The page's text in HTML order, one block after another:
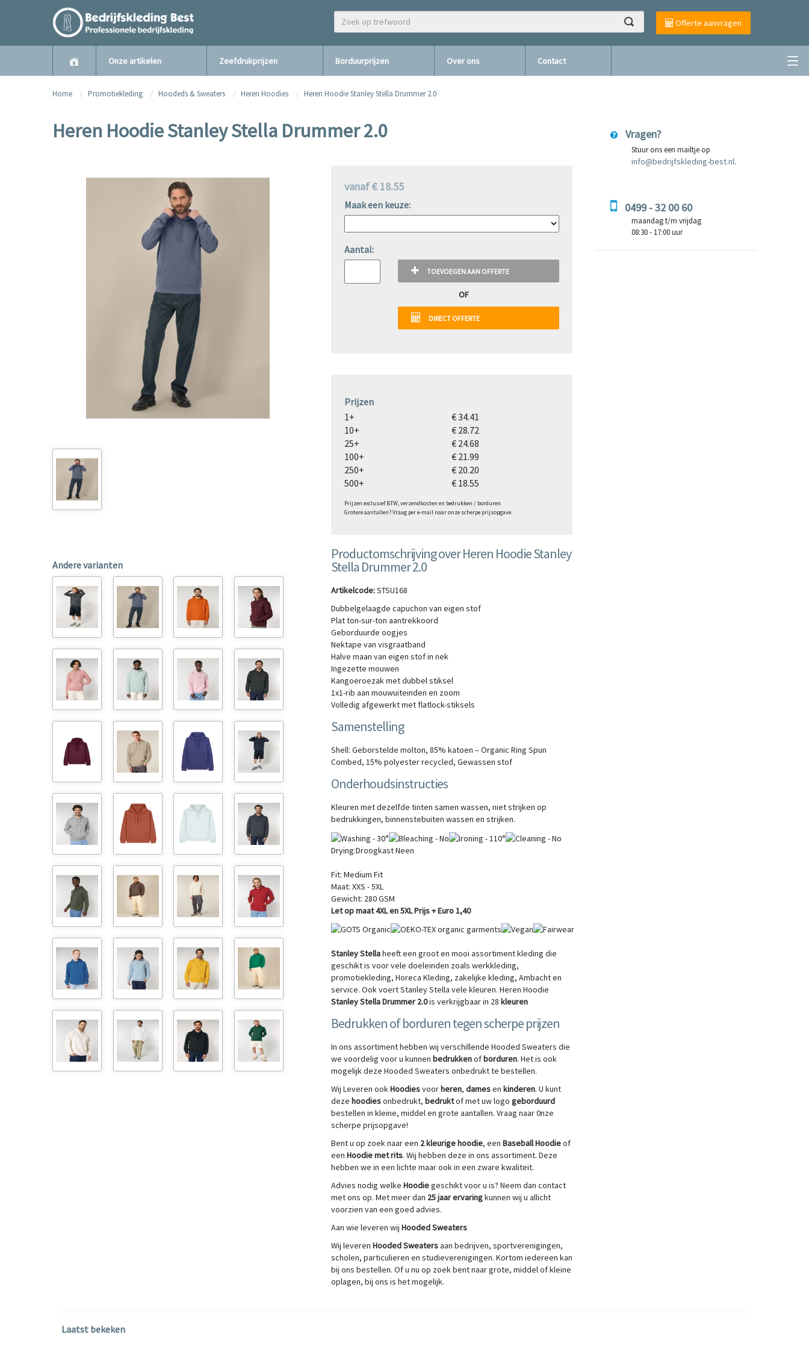
Offerte aanvragen
Onze artikelen Zeefdrukprijzen Borduurprijzen Over ons Contact
Home Promotiekleding Hoodeds & Sweaters Heren Hoodies Heren Hoodie Stanley Stella Drummer 2.0
Heren Hoodie Stanley Stella Drummer 2.0
Andere varianten
vanaf € 18.55
Maak een keuze:
Aantal:
TOEVOEGEN AAN OFFERTE
OF
DIRECT OFFERTE
Prijzen
1+
€ 34.41
10+
€ 28.72
25+
€ 24.68
100+
€ 21.99
250+
€ 20.20
500+
€ 18.55
Prijzen exclusief BTW, verzendkosten en bedrukken / borduren
Grotere aantallen? Vraag per e-mail naar onze scherpe prijsopgave.
Productomschrijving over Heren Hoodie Stanley
Stella Drummer 2.0
Artikelcode:STSU168
Dubbelgelaagde capuchon van eigen stof
Plat ton-sur-ton aantrekkoord
Geborduurde oogjes
Nektape van visgraatband
Halve maan van eigen stof in nek
Ingezette mouwen
Kangoeroezak met dubbel stiksel
1x1-rib aan mouwuiteinden en zoom
Volledig afgewerkt met flatlock-stiksels
Samenstelling
Shell: Geborstelde molton, 85% katoen – Organic Ring Spun
Combed, 15% polyester recycled, Gewassen stof
Onderhoudsinstructies
Kleuren met dezelfde tinten samen wassen, niet strijken op
bedrukkingen, binnenstebuiten wassen en strijken.
Drying:Droogkast Neen
Fit: Medium Fit
Maat: XXS - 5XL
Gewicht: 280 GSM
Let op maat 4XL en 5XL Prijs + Euro 1,40
Stanley Stellaheeft een groot en mooi assortiment kleding die
geschikt is voor vele doeleinden zoals werkkleding,
promotiekleding, Horeca Kleding, zakelijke kleding, Ambacht en
service. Ook voert Stanley Stella vele kleuren. Heren Hoodie
Stanley Stella Drummer 2.0is verkrijgbaar in 28 kleuren
Bedrukken of borduren tegen scherpe prijzen
In ons assortiment hebben wij verschillende Hooded Sweaters die
we voordelig voor u kunnenbedrukkenofborduren. Het is ook
mogelijk deze Hooded Sweaters onbedrukt te bestellen.
Wij Leveren ookHoodiesvoorheren,damesenkinderen. U kunt
dezehoodiesonbedrukt,bedruktof met uw logogeborduurd
bestellen in kleine, middel en grote aantallen. Vraag naar 0nze
scherpe prijsopgave!
Bent u op zoek naar een 2 kleurige hoodie, eenBaseball Hoodieof
eenHoodie met rits. Wij hebben deze in ons assortiment. Deze
hebben we in een lichte maar ook in een zware kwaliteit.
Advies nodig welkeHoodiegeschikt voor u is? Neem dan contact
met ons op. Met meer dan 25 jaar ervaringkunnen wij u allicht
voorzien van een goed advies.
Aan wie leveren wijHooded Sweaters
Wij leverenHooded Sweatersaan bedrijven, sportverenigingen,
scholen, particulieren en studieverenigingen. Kortom iedereen kan
bij ons bestellen. Of u nu op zoek bent naar grote, middel of kleine
oplagen, bij ons is het mogelijk.
Vragen?
Stuur ons een mailtje op
info@bedrijfskleding-best.nl.
0499 - 32 00 60
maandag t/m vrijdag
08:30 - 17:00 uur
Laatst bekeken